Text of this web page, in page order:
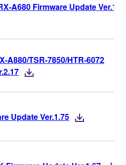
A680 Firmware Update
A880/TSR-7850/HTR-6072
Update Ver.1.75